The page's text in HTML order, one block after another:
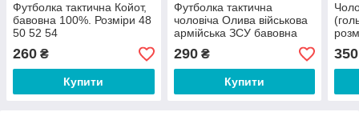
Футболка тактична Койот,
бавовна 100%. Розміри 48
50 52 54
260 ₴
Купити
Футболка тактична
чоловіча Олива військова
армійська ЗСУ бавовна
100%. Розмір 44 46 48 50
52 54
290₴
Купити
350